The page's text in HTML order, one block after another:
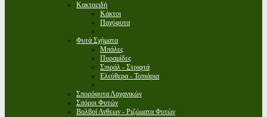
Κακτοειδή
Κάκτοι
Παχύφυτα
Φυτά Σχήματα
Μπάλες
Πυραμίδες
Σπιράλ - Στριφτά
Ελεύθερα - Τοπιάρια
Σπορόφυτα Λαχανικών
Σπόροι Φυτών
Βολβοί Ανθεων - Ριζώματα Φυτών